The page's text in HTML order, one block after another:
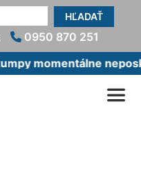
HĽADAŤ
0950 870 251
momentálne